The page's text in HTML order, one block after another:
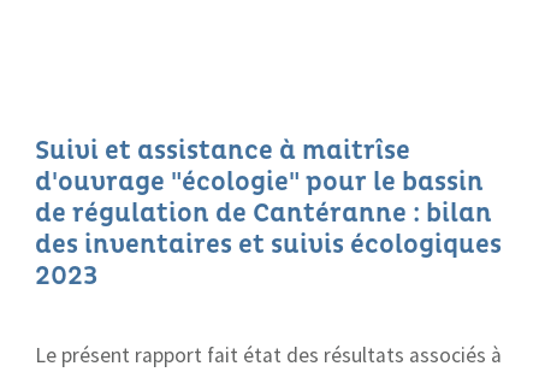
Suivi et assistance à maitrîse
d'ouvrage "écologie" pour le bassin
de régulation de Cantéranne : bilan
des inventaires et suivis écologiques
2023
Le présent rapport fait état des résultats associés à